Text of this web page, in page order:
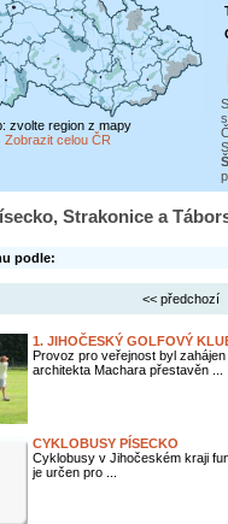
zvolte region z mapy
Zobrazit celou ČR
Strakonice a
podle:
<< předchozí
1. JIHOČESKÝ GOLFOVÝ
Provoz pro veřejnost byl
architekta Machara přestavěn ...
CYKLOBUSY PÍSECKO
Cyklobusy v Jihočeském kraji
je určen pro ...